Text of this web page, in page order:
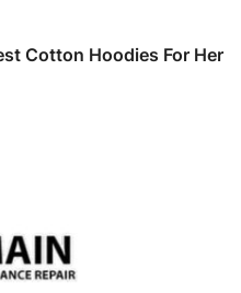
Cotton Hoodies For Her